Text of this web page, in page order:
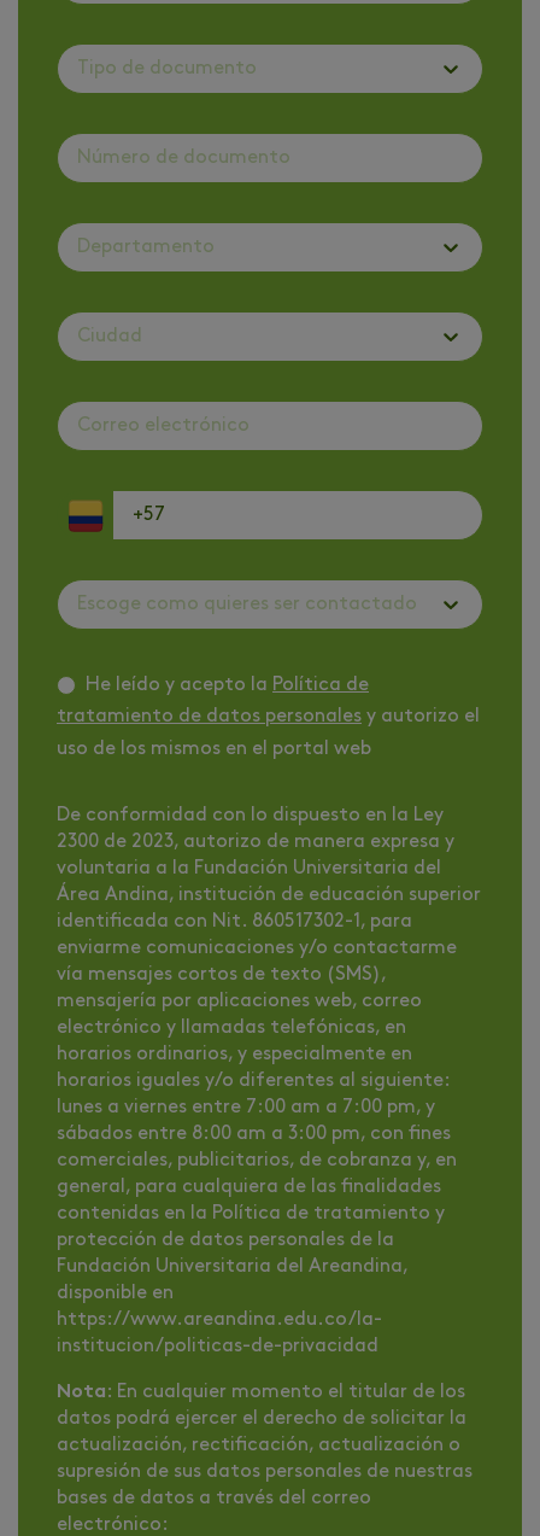
Tipo de documento
Departamento
Ciudad
Escoge como quieres ser contactado
He leído y acepto la Política de
tratamiento de datos personales y autorizo el
uso de los mismos en el portal web
De conformidad con lo dispuesto en la Ley
2300 de 2023, autorizo de manera expresa y
voluntaria a la Fundación Universitaria del
Área Andina, institución de educación superior
identificada con Nit. 860517302-1, para
enviarme comunicaciones y/o contactarme
vía mensajes cortos de texto (SMS),
mensajería por aplicaciones web, correo
electrónico y llamadas telefónicas, en
horarios ordinarios, y especialmente en
horarios iguales y/o diferentes al siguiente:
lunes a viernes entre 7:00 am a 7:00 pm, y
sábados entre 8:00 am a 3:00 pm, con fines
comerciales, publicitarios, de cobranza y, en
general, para cualquiera de las finalidades
contenidas en la Política de tratamiento y
protección de datos personales de la
Fundación Universitaria del Areandina,
disponible en
https://www.areandina.edu.co/la-
institucion/politicas-de-privacidad
Nota: En cualquier momento el titular de los
datos podrá ejercer el derecho de solicitar la
actualización, rectificación, actualización o
supresión de sus datos personales de nuestras
bases de datos a través del correo
electrónico: